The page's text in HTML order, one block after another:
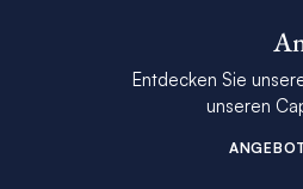
Entdecken Sie
unseren